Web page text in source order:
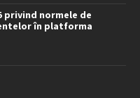
privind normele de
în platforma